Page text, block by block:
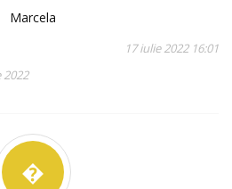
Marcela
17 iulie 2022 16:01
2022
�